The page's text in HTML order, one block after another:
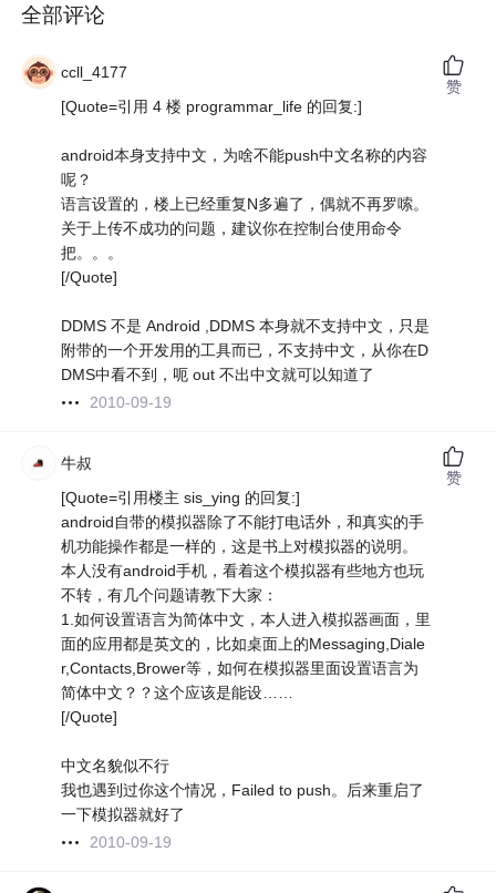
全部评论
ccll_4177
[Quote=引用 4 楼 programmar_life 的回复:]
android本身支持中文，为啥不能push中文名称的内容
呢？
语言设置的，楼上已经重复N多遍了，偶就不再罗嗦。
关于上传不成功的问题，建议你在控制台使用命令
把。。。
[/Quote]
DDMS 不是 Android ,DDMS 本身就不支持中文，只是
附带的一个开发用的工具而已，不支持中文，从你在D
DMS中看不到，呃 out 不出中文就可以知道了
2010-09-19
赞
牛叔
[Quote=引用楼主 sis_ying 的回复:]
android自带的模拟器除了不能打电话外，和真实的手
机功能操作都是一样的，这是书上对模拟器的说明。
本人没有android手机，看着这个模拟器有些地方也玩
不转，有几个问题请教下大家：
1.如何设置语言为简体中文，本人进入模拟器画面，里
面的应用都是英文的，比如桌面上的Messaging,Diale
r,Contacts,Brower等，如何在模拟器里面设置语言为
简体中文？？这个应该是能设……
[/Quote]
中文名貌似不行
我也遇到过你这个情况，Failed to push。后来重启了
一下模拟器就好了
2010-09-19
赞